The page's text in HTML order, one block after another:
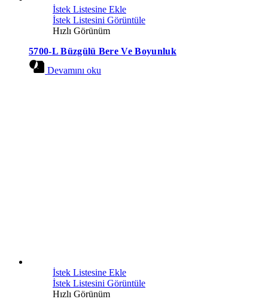
İstek Listesine Ekle
İstek Listesini Görüntüle
Hızlı Görünüm
5700-L Büzgülü Bere Ve Boyunluk
Devamını oku
İstek Listesine Ekle
İstek Listesini Görüntüle
Hızlı Görünüm